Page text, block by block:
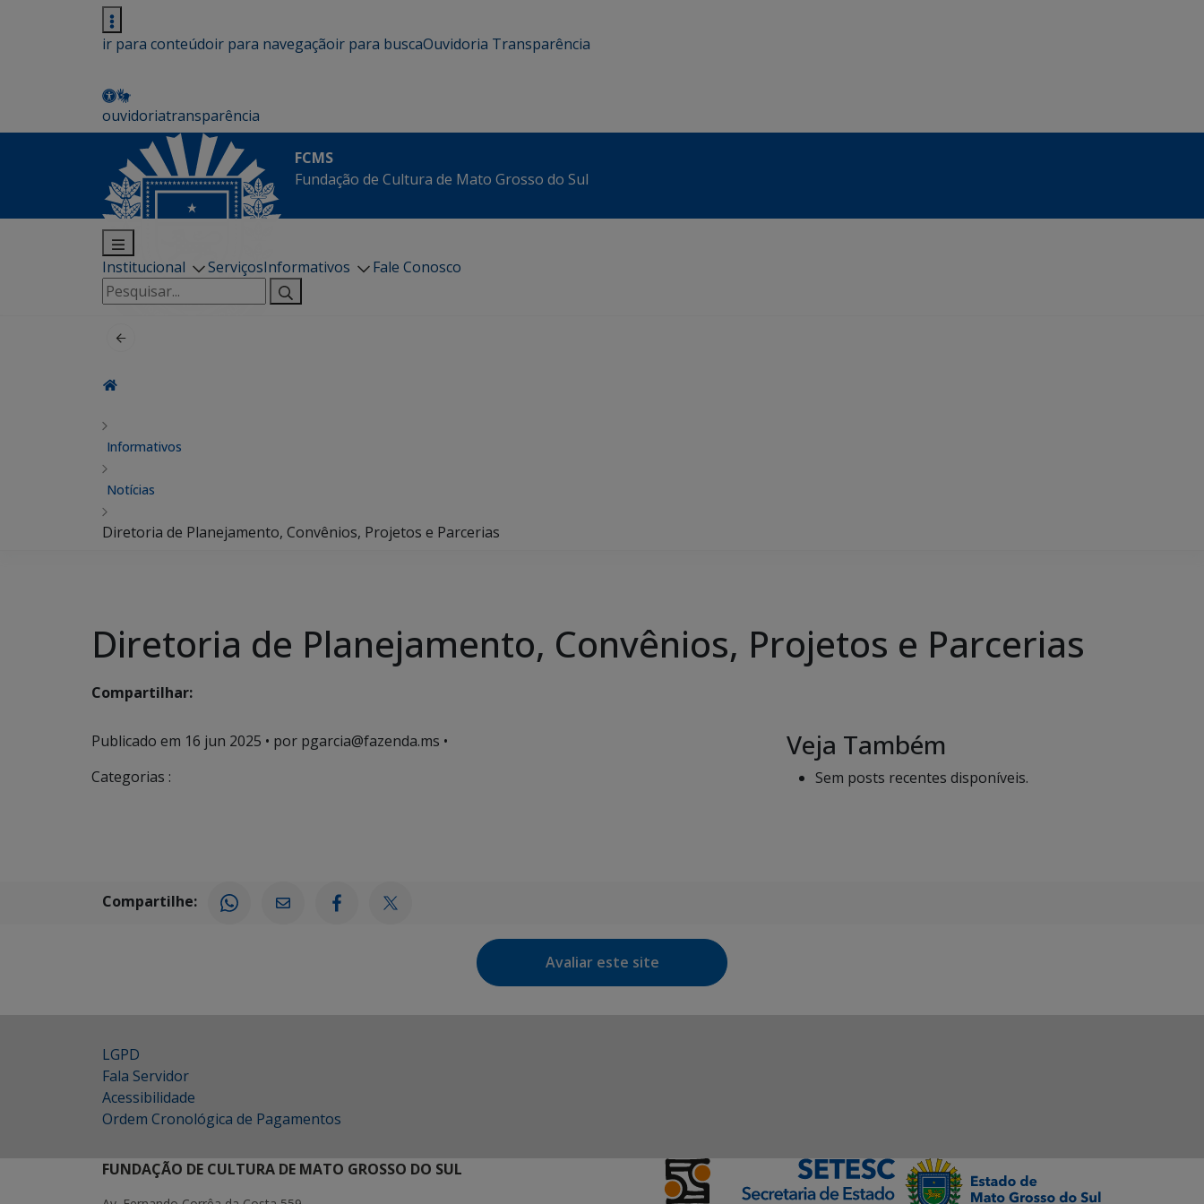
ir para conteúdoir para navegaçãoir para buscaOuvidoria Transparência
ouvidoriatransparência
FCMS
Fundação de Cultura de Mato Grosso do Sul
Institucional ServiçosInformativos
Fale Conosco
Pesquisar
por:
Informativos
Notícias
Diretoria de Planejamento, Convênios, Projetos e Parcerias
Diretoria de Planejamento, Convênios, Projetos e Parcerias
Compartilhar:
Publicado em 16 jun 2025 • por pgarcia@fazenda.ms •
Categorias :
Veja Também
Sem posts recentes disponíveis.
Compartilhe:
Avaliar este site
LGPD
Fala Servidor
Acessibilidade
Ordem Cronológica de Pagamentos
FUNDAÇÃO DE CULTURA DE MATO GROSSO DO SUL